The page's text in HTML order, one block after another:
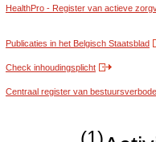
HealthPro - Register van actieve
Publicaties in het Belgisch Staatsblad
Check inhoudingsplicht
Centraal register van